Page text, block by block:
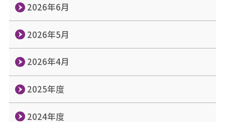
2026年6月
2026年5月
2026年4月
2025年度
2024年度